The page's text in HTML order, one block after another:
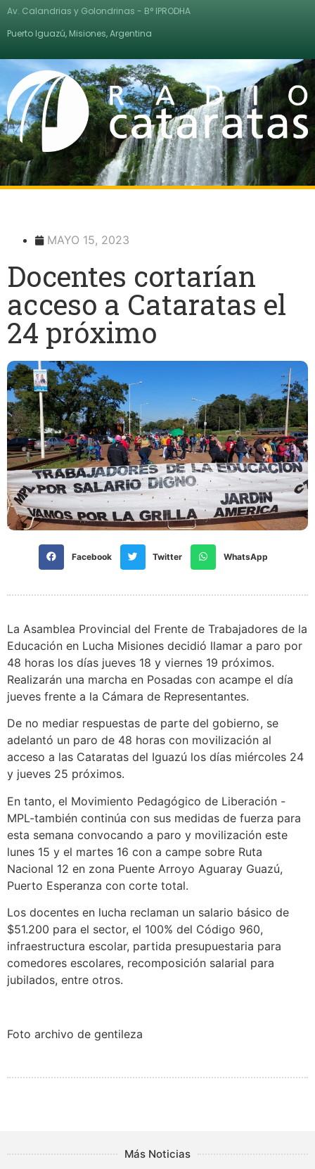
Av. Calandrias y Golondrinas - B° IPRODHA
Puerto Iguazú, Misiones, Argentina
MAYO 15, 2023
Docentes cortarían
acceso a Cataratas el
24 próximo
Facebook Twitter WhatsApp
La Asamblea Provincial del Frente de Trabajadores de la
Educación en Lucha Misiones decidió llamar a paro por
48 horas los días jueves 18 y viernes 19 próximos.
Realizarán una marcha en Posadas con acampe el día
jueves frente a la Cámara de Representantes.
De no mediar respuestas de parte del gobierno, se
adelantó un paro de 48 horas con movilización al
acceso a las Cataratas del Iguazú los días miércoles 24
y jueves 25 próximos.
En tanto, el Movimiento Pedagógico de Liberación -
MPL-también continúa con sus medidas de fuerza para
esta semana convocando a paro y movilización este
lunes 15 y el martes 16 con a campe sobre Ruta
Nacional 12 en zona Puente Arroyo Aguaray Guazú,
Puerto Esperanza con corte total.
Los docentes en lucha reclaman un salario básico de
$51.200 para el sector, el 100% del Código 960,
infraestructura escolar, partida presupuestaria para
comedores escolares, recomposición salarial para
jubilados, entre otros.
Foto archivo de gentileza
Más Noticias